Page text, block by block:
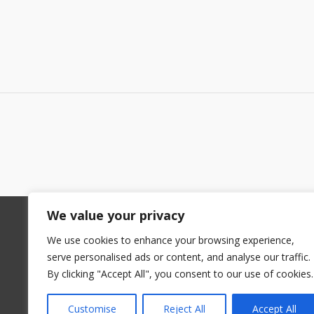
We value your privacy
We use cookies to enhance your browsing experience,
serve personalised ads or content, and analyse our traffic.
By clicking "Accept All", you consent to our use of cookies.
Customise Reject All Accept All
©Enerclima- Todos os direitos reservados
Babo & Brochado Unipessoal Lda. (NIF:
NORTE / CENTRO / SUL (LISBOA)
Sede: Rua São Salvador nº 1028, 4560-066 Croca
Telf. 966414576 (Chamada para rede móvel